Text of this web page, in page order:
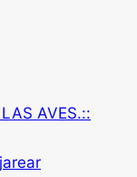
AVES.::